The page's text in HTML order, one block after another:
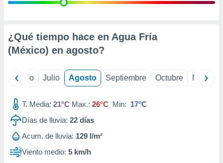
e
mediante
de
1199
¿Qué tiempo hace en Agua Fría
(México) en agosto?
Junio Julio Agosto Septiembre Octubre
T. Media: 21°C Max.: 26°C Min: 17°C
Días de lluvia: 22 días
Acum. de lluvia: 129 l/m²
Viento medio: 5 km/h